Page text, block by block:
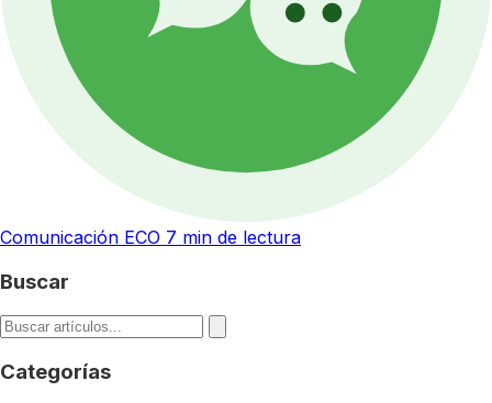
Comunicación ECO 7 min de lectura
Buscar
Categorías